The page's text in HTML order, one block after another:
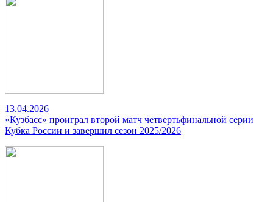
13.04.2026
«Кузбасс» проиграл второй матч четвертьфинальной серии
Кубка России и завершил сезон 2025/2026